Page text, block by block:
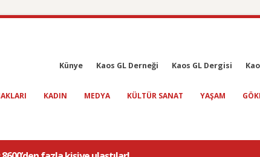
Künye Kaos GL Derneği Kaos GL Dergisi
KADIN MEDYA KÜLTÜR SANAT YAŞAM